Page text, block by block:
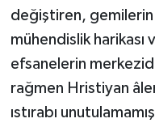
değiştiren,
mühendislik harikası
efsanelerin
rağmen Hristiyan
ıstırabı